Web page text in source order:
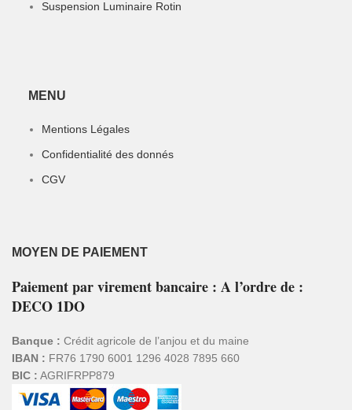
Suspension Luminaire Rotin
MENU
Mentions Légales
Confidentialité des donnés
CGV
MOYEN DE PAIEMENT
Paiement par virement bancaire : A l’ordre de :
DECO 1DO
Banque : Crédit agricole de l’anjou et du maine
IBAN : FR76 1790 6001 1296 4028 7895 660
BIC : AGRIFRPP879